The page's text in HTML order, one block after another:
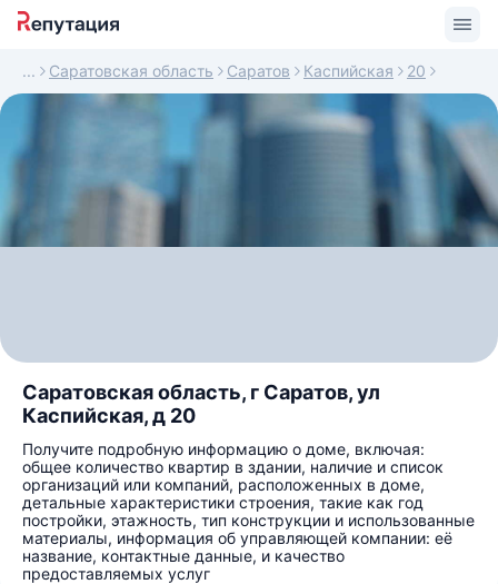
Саратовская область Саратов Каспийская 20
Саратовская область, г Саратов, ул
Каспийская, д 20
Получите подробную информацию о доме, включая:
общее количество квартир в здании, наличие и список
организаций или компаний, расположенных в доме,
детальные характеристики строения, такие как год
постройки, этажность, тип конструкции и использованные
материалы, информация об управляющей компании: её
название, контактные данные, и качество
предоставляемых услуг